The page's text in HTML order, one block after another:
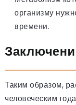
организму
времени.
Таким образом,
человеческим